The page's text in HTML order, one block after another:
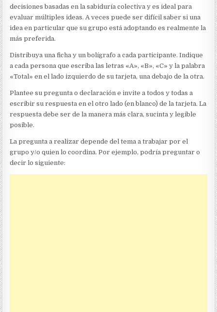
decisiones basadas en la sabiduría colectiva y es ideal para
evaluar múltiples ideas. A veces puede ser difícil saber si una
idea en particular que su grupo está adoptando es realmente la
más preferida.
Distribuya una ficha y un bolígrafo a cada participante. Indique
a cada persona que escriba las letras «A», «B», «C» y la palabra
«Total» en el lado izquierdo de su tarjeta, una debajo de la otra.
Plantee su pregunta o declaración e invite a todos y todas a
escribir su respuesta en el otro lado (en blanco) de la tarjeta. La
respuesta debe ser de la manera más clara, sucinta y legible
posible.
La pregunta a realizar depende del tema a trabajar por el
grupo y/o quien lo coordina. Por ejemplo, podría preguntar o
decir lo siguiente: